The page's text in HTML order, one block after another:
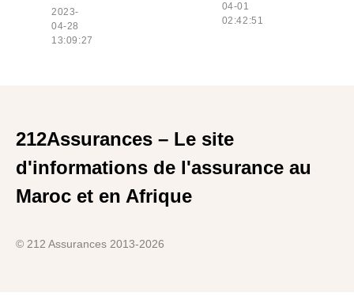
2023-
04-28
13:09:27
04-01
02:42:51
212Assurances – Le site
d'informations de l'assurance au
Maroc et en Afrique
© 212 Assurances 2013-2026